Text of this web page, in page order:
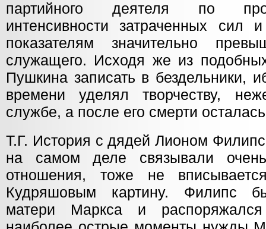
партийного деятеля по
интенсивности затраченных сил
показателям значительно
служащего. Исходя же из
Пушкина записать в бездельники,
времени уделял творчеству,
службе, а после его смерти
Т.Г. История с дядей Лионом
на самом деле связывали
отношения, тоже не
Кудряшовым картину. Филипс
матери Маркса и